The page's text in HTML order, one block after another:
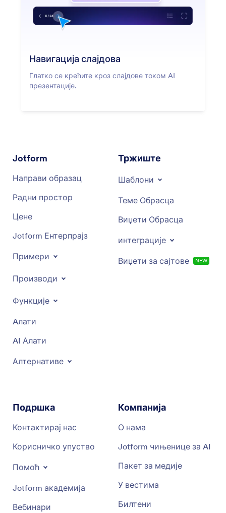
Навигација слајдова
Глатко се крећите кроз слајдове током AI
презентације.
Jotform
Направи образац
Радни простор
Цене
Jotform Ентерпрајз
Примери
Производи
Функције
Aлати
AI Алати
Алтернативе
Тржиште
Шаблони
Теме Обрасца
Виџети Обрасца
интеграције
Виџети за сајтове НОВО
Подршка
Контактирај нас
Корисничко упуство
Помоћ
Jotform академија
Вебинари
Компанија
О нама
Jotform чињенице за AI
Пакет за медије
У вестима
Билтени